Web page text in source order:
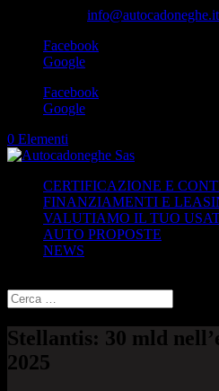
info@autocadoneghe.it
Facebook
Google
Facebook
Google
0 Elementi
CERTIFICAZIONE E
FINANZIAMENTI E
VALUTIAMO IL TUO
AUTO PROPOSTE
NEWS
Stellantis: 30 mld
2025